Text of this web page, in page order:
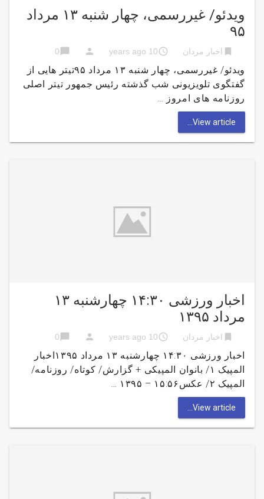
ویدئو/ غیررسمی، چهار شنبه ۱۳ مرداد
۹۵
bookmark اخبار مردان access_time
10 years ago
person
chat_bubble
0
ویدئو/ غیررسمی، چهار شنبه ۱۳ مرداد ۹۵تیتر هایی از
گفتگوی تلویزیونی شب گذشته رئیس جمهور تیتر اصلی
روزنامه های امروز …
View article...
اخبار ورزشی ۱۴:۳۰ چهارشنبه ۱۳
مرداد ۱۳۹۵
bookmark اخبار مردان access_time
10 years ago
person
chat_bubble
0
اخبار ورزشی ۱۴:۳۰ چهارشنبه ۱۳ مرداد ۱۳۹۵اخبار
المپیک ۱/ بانوان المپیکی + گزارش/ کوتاه/ روزنامه/
المپیک ۲/ عکس۱۵:۵۶ – ۱۳۹۵ …
View article...